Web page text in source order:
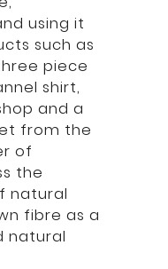
using it
such as
piece
shirt,
and a
from the
of
the
natural
fibre as a
natural